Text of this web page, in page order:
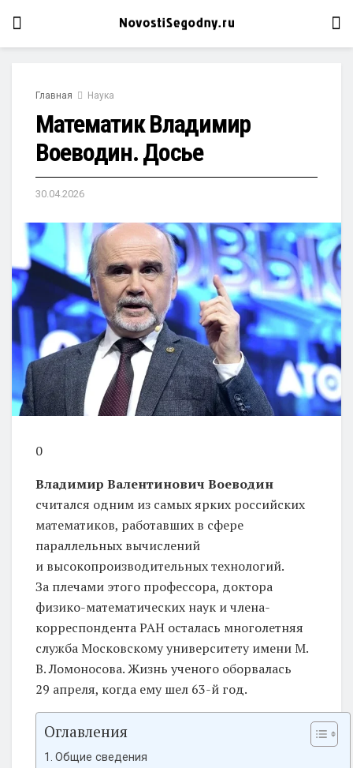
Главная Наука
Математик Владимир
Воеводин. Досье
30.04.2026
0
Владимир Валентинович Воеводин
считался одним из самых ярких российских
математиков, работавших в сфере
параллельных вычислений
и высокопроизводительных технологий.
За плечами этого профессора, доктора
физико-математических наук и члена-
корреспондента РАН осталась многолетняя
служба Московскому университету имени М.
В. Ломоносова. Жизнь ученого оборвалась
29 апреля, когда ему шел 63-й год.
Оглавления
Общие сведения